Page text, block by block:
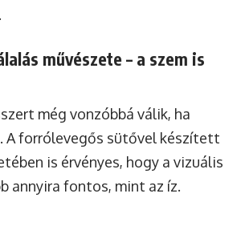
művészete – a szem is
még vonzóbbá válik, ha
A forrólevegős sütővel készített
is érvényes, hogy a vizuális
annyira fontos, mint az íz.